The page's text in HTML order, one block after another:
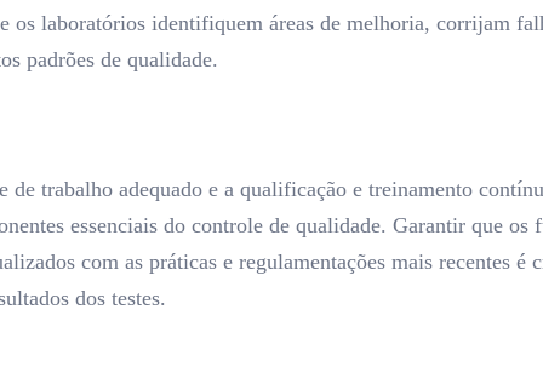
os laboratórios identifiquem áreas de melhoria, corrijam
padrões de qualidade.
de trabalho adequado e a qualificação e treinamento
essenciais do controle de qualidade. Garantir que os
com as práticas e regulamentações mais recentes
dos testes.